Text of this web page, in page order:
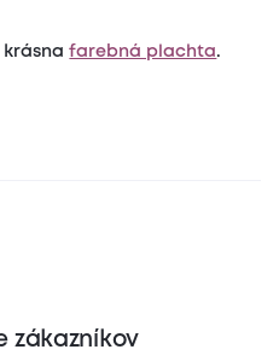
krásnafarebná plachta .
zákazníkov